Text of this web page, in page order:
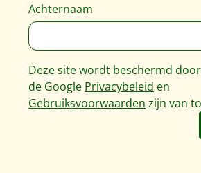
Achternaam
Deze site wordt beschermd door
de Google Privacybeleid en
Gebruiksvoorwaarden zijn van